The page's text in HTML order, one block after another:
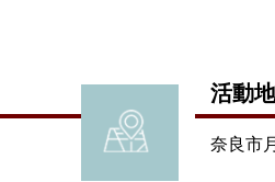
活動
奈良市